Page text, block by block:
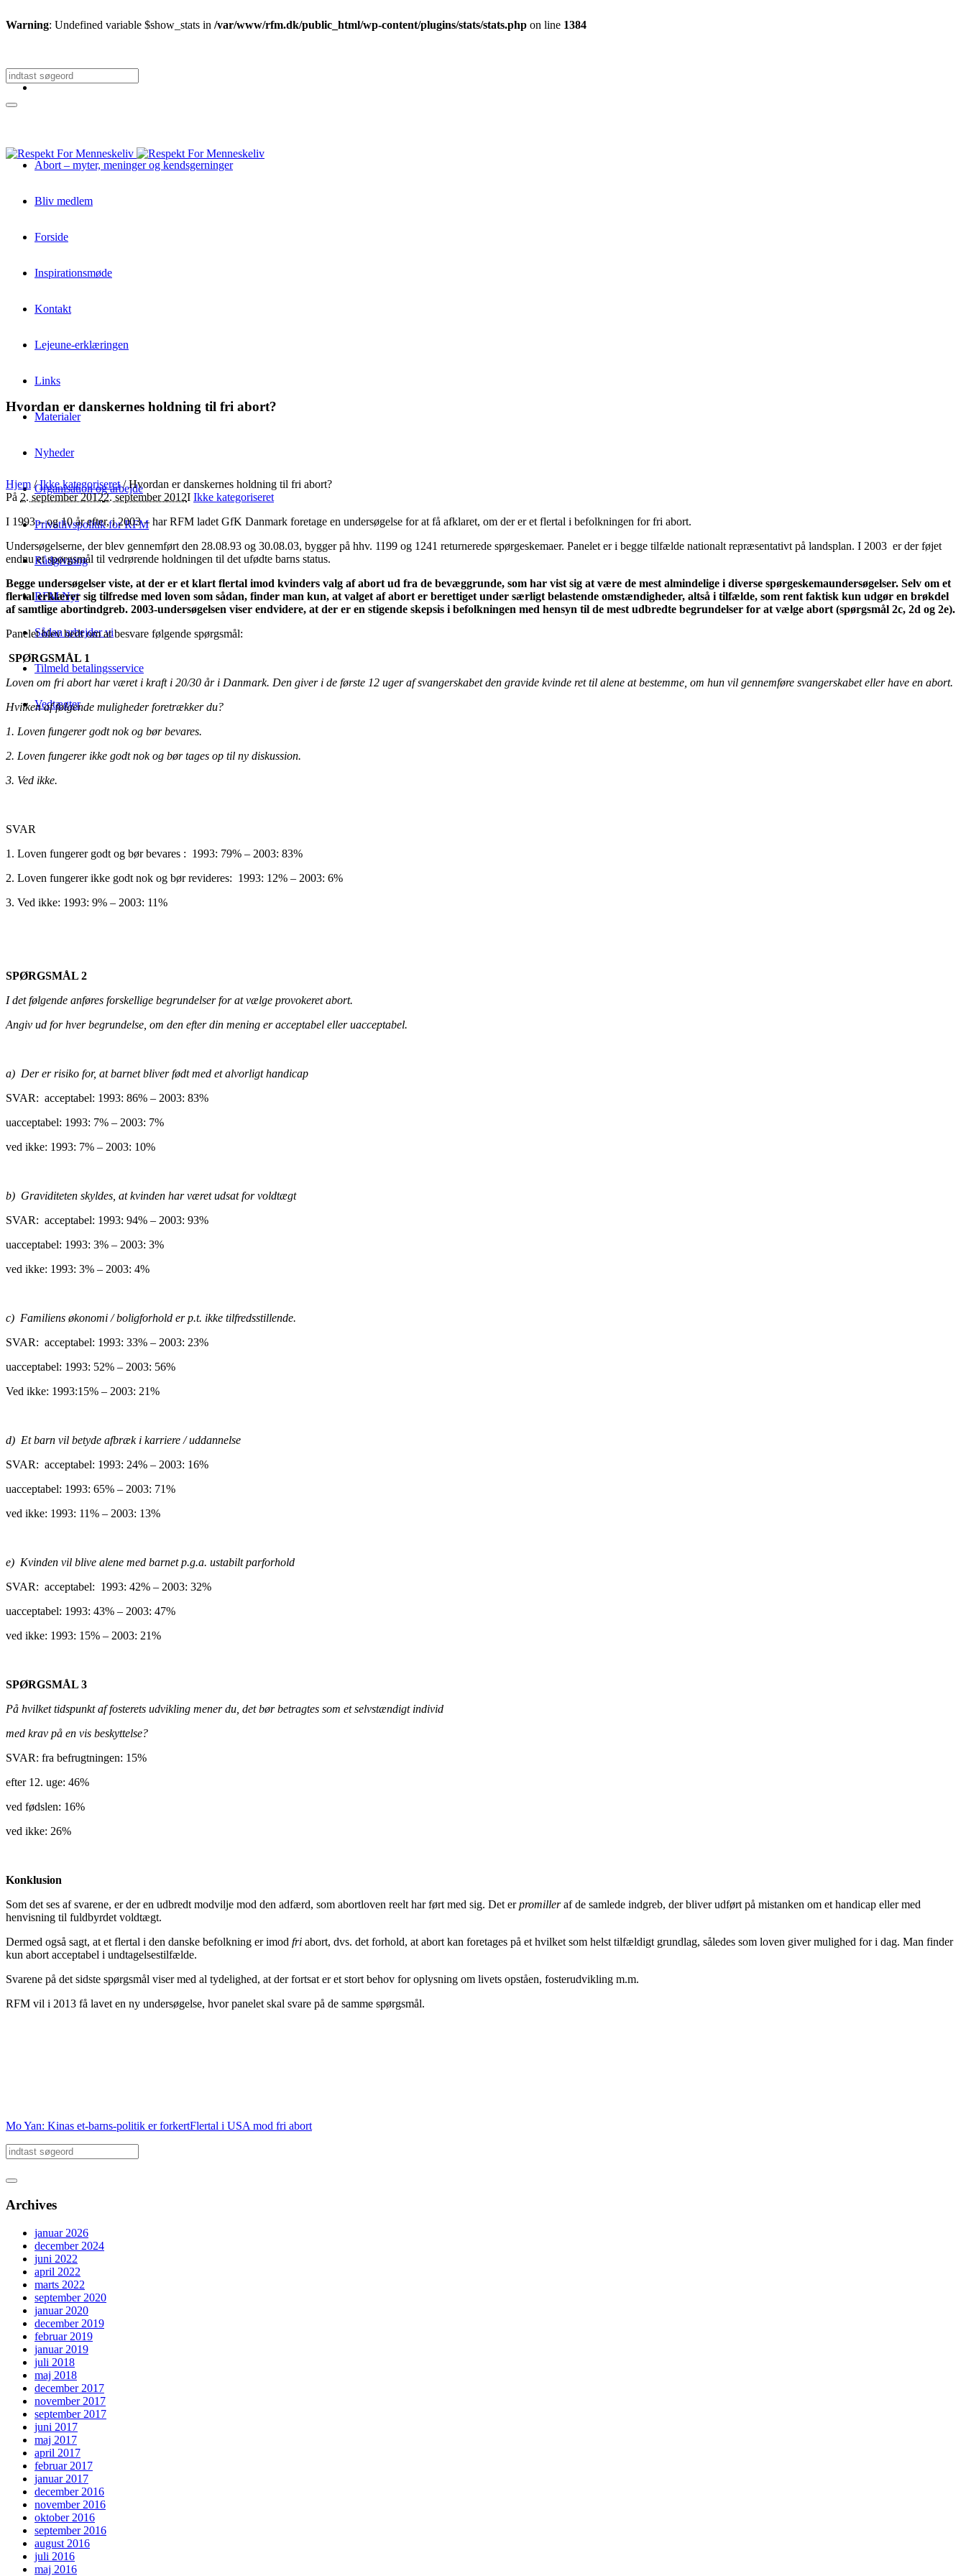
Warning: Undefined variable $show_stats in /var/www/rfm.dk/public_html/wp-content/plugins/stats/stats.php on line 1384
Abort – myter, meninger og kendsgerninger
Bliv medlem
Forside
Inspirationsmøde
Kontakt
Lejeune-erklæringen
Links
Materialer
Nyheder
Organisation og arbejde
Privatlivspolitik for RFM
Rådgivning
RFM Nyt
Sådan arbejder vi
Tilmeld betalingsservice
Vedtægter
Hvordan er danskernes holdning til fri abort?
Hjem /Ikke kategoriseret /Hvordan er danskernes holdning til fri abort?
På 2. september 20122. september 2012I Ikke kategoriseret
I 1993 – og 10 år efter, i 2003 – har RFM ladet GfK Danmark foretage en undersøgelse for at få afklaret, om der er et flertal i befolkningen for fri abort.
Undersøgelserne, der blev gennemført den 28.08.93 og 30.08.03, bygger på hhv. 1199 og 1241 returnerede spørgeskemaer. Panelet er i begge tilfælde nationalt repræsentativt på landsplan. I 2003 er der føjet
endnu et spørgsmål til vedrørende holdningen til det ufødte barns status.
Begge undersøgelser viste, at der er et klart flertal imod kvinders valg af abort ud fra de bevæg­grunde, som har vist sig at være de mest almindelige i diverse spørgeskemaundersøgelser. Selv om et
flertal erklærer sig tilfredse med loven som sådan, finder man kun, at valget af abort er berettiget under særligt belastende omstændigheder, altså i tilfælde, som rent faktisk kun udgør en brøkdel
af samtlige abortindgreb. 2003-undersøgelsen viser endvidere, at der er en stigende skepsis i befolkningen med hensyn til de mest udbredte begrundelser for at vælge abort (spørgsmål 2c, 2d og 2e).
Panelet blev bedt om at besvare følgende spørgsmål:
SPØRGSMÅL 1
Loven om fri abort har været i kraft i 20/30 år i Danmark. Den giver i de første 12 uger af svangerskabet den gravide kvinde ret til alene at bestemme, om hun vil gennemføre svangerskabet eller have en abort.
Hvilken af følgende muligheder foretrækker du?
1. Loven fungerer godt nok og bør bevares.
2. Loven fungerer ikke godt nok og bør tages op til ny diskussion.
3. Ved ikke.
SVAR
1. Loven fungerer godt og bør bevares : 1993: 79% – 2003: 83%
2. Loven fungerer ikke godt nok og bør revideres: 1993: 12% – 2003: 6%
3. Ved ikke: 1993: 9% – 2003: 11%
SPØRGSMÅL 2
I det følgende anføres forskellige begrundelser for at vælge provokeret abort.
Angiv ud for hver begrundelse, om den efter din mening er acceptabel eller uacceptabel.
a) Der er risiko for, at barnet bliver født med et alvorligt handicap
SVAR: acceptabel: 1993: 86% – 2003: 83%
uacceptabel: 1993: 7% – 2003: 7%
ved ikke: 1993: 7% – 2003: 10%
b) Graviditeten skyldes, at kvinden har været udsat for voldtægt
SVAR: acceptabel: 1993: 94% – 2003: 93%
uacceptabel: 1993: 3% – 2003: 3%
ved ikke: 1993: 3% – 2003: 4%
c) Familiens økonomi / boligforhold er p.t. ikke tilfredsstillende.
SVAR: acceptabel: 1993: 33% – 2003: 23%
uacceptabel: 1993: 52% – 2003: 56%
Ved ikke: 1993:15% – 2003: 21%
d) Et barn vil betyde afbræk i karriere / uddannelse
SVAR: acceptabel: 1993: 24% – 2003: 16%
uacceptabel: 1993: 65% – 2003: 71%
ved ikke: 1993: 11% – 2003: 13%
e) Kvinden vil blive alene med barnet p.g.a. ustabilt parforhold
SVAR: acceptabel: 1993: 42% – 2003: 32%
uacceptabel: 1993: 43% – 2003: 47%
ved ikke: 1993: 15% – 2003: 21%
SPØRGSMÅL 3
På hvilket tidspunkt af fosterets udvikling mener du, det bør betragtes som et selvstændigt individ
med krav på en vis beskyttelse?
SVAR: fra befrugtningen: 15%
efter 12. uge: 46%
ved fødslen: 16%
ved ikke: 26%
Konklusion
Som det ses af svarene, er der en udbredt modvilje mod den adfærd, som abortloven reelt har ført med sig. Det erpromilleraf de samlede indgreb, der bliver udført på mistanken om et handicap eller med
henvisning til fuldbyrdet voldtægt.
Dermed også sagt, at et flertal i den danske befolkning er imod fri abort, dvs. det forhold, at abort kan foretages på et hvilket som helst tilfældigt grundlag, således som loven giver mulighed for i dag. Man finder
kun abort acceptabel i undtagelsestilfælde.
Svarene på det sidste spørgsmål viser med al tydelighed, at der fortsat er et stort behov for oplysning om livets opståen, fosterudvikling m.m.
RFM vil i 2013 få lavet en ny undersøgelse, hvor panelet skal svare på de samme spørgsmål.
Mo Yan: Kinas et-barns-politik er forkertFlertal i USA mod fri abort
Archives
januar 2026
december 2024
juni 2022
april 2022
marts 2022
september 2020
januar 2020
december 2019
februar 2019
januar 2019
juli 2018
maj 2018
december 2017
november 2017
september 2017
juni 2017
maj 2017
april 2017
februar 2017
januar 2017
december 2016
november 2016
oktober 2016
september 2016
august 2016
juli 2016
maj 2016